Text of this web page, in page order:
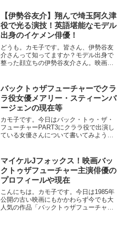
「コーヒー&バニラ」です。黒羽麻璃央さ
んが演じた阿久津って、誠実で...
【伊勢谷友介】翔んで埼玉阿久津
役で光る演技！英語堪能なモデル
出身のイケメン俳優！
どうも。カモ子です。皆さん、伊勢谷友
介さんって知ってますか？モデル出身で
整った顔立ちの伊勢谷友介さん。映画
が上がって、イケメンに渋さが加わって
ますます素敵になってました...
バックトゥザフューチャーでクラ
ラ役女優メアリー・スティーンバ
ージェンの現在等
カモ子です。今日はバック・トゥ・ザ・
フューチャーPART3にクララ役で出演し
ている女優さんについて書いてみようと
ンバージェンさんです。BTF3でクララ役
メアリースティー...
マイケルJフォックス！映画バッ
クトゥザフューチャー主演俳優の
プロフィールや現在
こんにちは。カモ子です。今日は1985年
公開の古い映画にもかかわらず今でも大
人気の作品「バックトゥザフューチャ